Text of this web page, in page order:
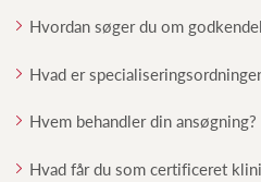
Hvordan søger du om
Hvad er
Hvem behandler din ansøgning?
Hvad får du som certificeret